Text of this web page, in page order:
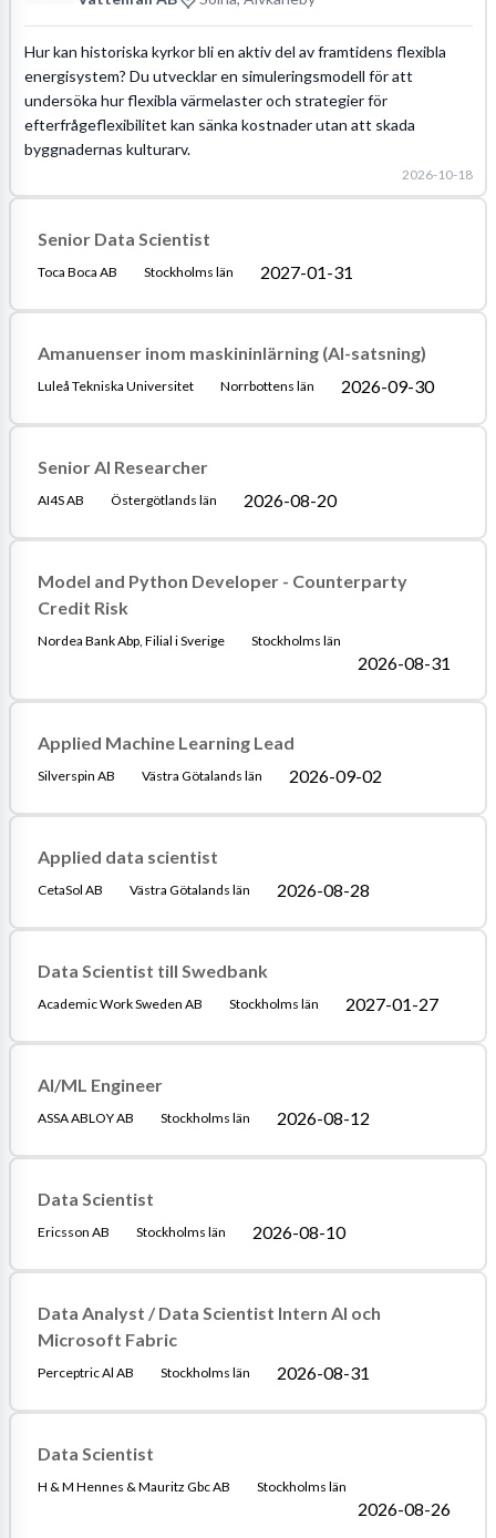
Hur kan historiska kyrkor bli en aktiv del av framtidens flexibla
energisystem? Du utvecklar en simuleringsmodell för att
undersöka hur flexibla värmelaster och strategier för
efterfrågeflexibilitet kan sänka kostnader utan att skada
byggnadernas kulturarv.
2026-10-18
Senior Data Scientist
Toca Boca AB Stockholms län 2027-01-31
Amanuenser inom maskininlärning (AI-satsning)
Luleå Tekniska Universitet Norrbottens län 2026-09-30
Senior AI Researcher
AI4S AB Östergötlands län 2026-08-20
Model and Python Developer - Counterparty
Credit Risk
Nordea Bank Abp, Filial i Sverige Stockholms län
2026-08-31
Applied Machine Learning Lead
Silverspin AB Västra Götalands län 2026-09-02
Applied data scientist
CetaSol AB Västra Götalands län 2026-08-28
Data Scientist till Swedbank
Academic Work Sweden AB Stockholms län 2027-01-27
AI/ML Engineer
ASSA ABLOY AB Stockholms län 2026-08-12
Data Scientist
Ericsson AB Stockholms län 2026-08-10
Data Analyst / Data Scientist Intern AI och
Microsoft Fabric
Perceptric Al AB Stockholms län 2026-08-31
Data Scientist
H & M Hennes & Mauritz Gbc AB Stockholms län
2026-08-26